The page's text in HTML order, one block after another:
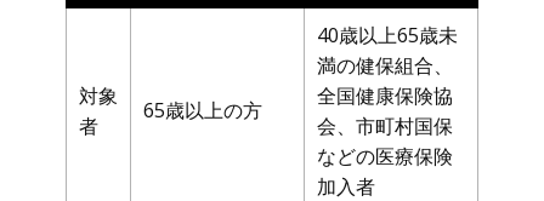
対象
者
65歳以上の方
40歳以上65歳未
満の健保組合、
全国健康保険協
会、市町村国保
などの医療保険
加入者